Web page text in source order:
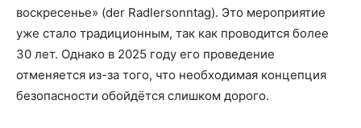
воскресенье» (der Radlersonntag). Это мероприятие
уже стало традиционным, так как проводится более
30 лет. Однако в 2025 году его проведение
отменяется из-за того, что необходимая концепция
безопасности обойдётся слишком дорого.